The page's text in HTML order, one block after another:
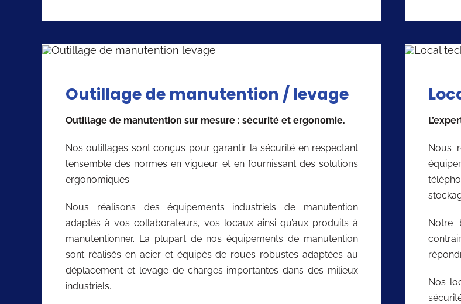
Outillage de manutention / levage
Outillage de manutention sur mesure : sécurité et ergonomie.
Nos outillages sont conçus pour garantir la sécurité en respectant
l’ensemble des normes en vigueur et en fournissant des solutions
ergonomiques.
Nous réalisons des équipements industriels de manutention
adaptés à vos collaborateurs, vos locaux ainsi qu’aux produits à
manutentionner. La plupart de nos équipements de manutention
sont réalisés en acier et équipés de roues robustes adaptées au
déplacement et levage de charges importantes dans des milieux
industriels.
Nous
Notre
Nos